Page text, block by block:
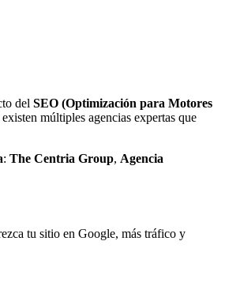
del SEO (Optimización para Motores
múltiples agencias expertas que
: The Centria Group, Agencia
tu sitio en Google, más tráfico y